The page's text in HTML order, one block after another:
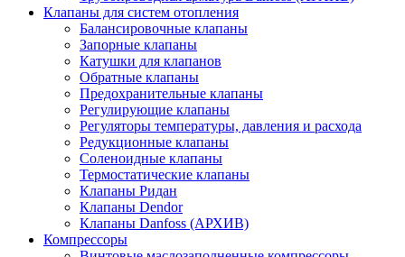
Клапаны для систем отопления
Балансировочные клапаны
Запорные клапаны
Катушки для клапанов
Обратные клапаны
Предохранительные клапаны
Регулирующие клапаны
Регуляторы температуры, давления и расхода
Редукционные клапаны
Соленоидные клапаны
Термостатические клапаны
Клапаны Ридан
Клапаны Dendor
Клапаны Danfoss (АРХИВ)
Компрессоры